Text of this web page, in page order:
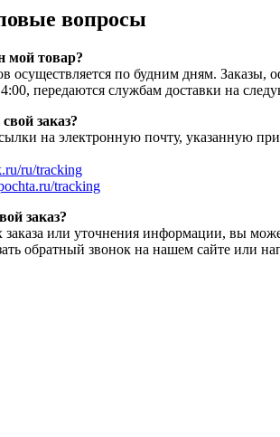
вопросы
мой товар?
осуществляется по будним дням.
передаются службам доставки на
заказ?
на электронную почту, указанную
ru/tracking
tracking
заказ?
или уточнения информации, вы
обратный звонок на нашем сайте или